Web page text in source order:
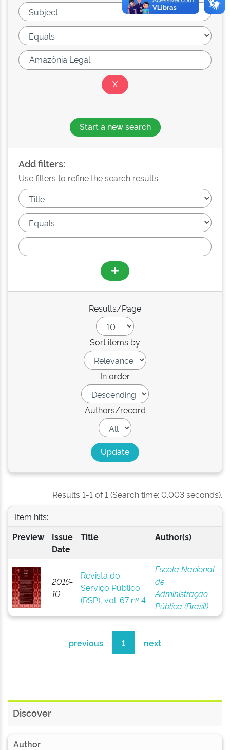
Start a new search
Add filters:
Use filters to refine the search results.
Results/Page
Sort items by
In order
Authors/record
Results 1-1 of 1 (Search time: 0.003 seconds).
Item hits:
Preview
Issue
Date
Title Author(s)
2016-
10
Revista do
Serviço Público
(RSP), vol. 67 nº 4
Escola Nacional
de
Administração
Pública (Brasil)
previous 1 next
Discover
Author